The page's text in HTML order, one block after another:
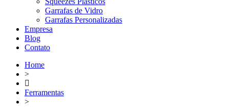
Garrafas de Vidro
Garrafas Personalizadas
Empresa
Blog
Contato
Home
>
Ferramentas
>